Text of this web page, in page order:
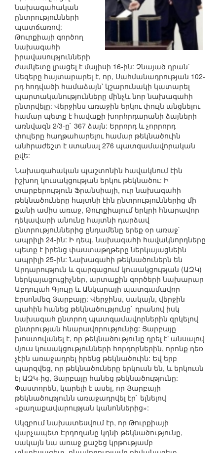
նախագահական
ընտրությունների
պատճառով:
Թուրքիայի գործող
նախագահի
իրավասությունների
ժամկետը լրացել է մայիսի 16-ին: Չնայած դրան`
Սեզերը հայտարարել է, որ, Սահմանադրության 102-
րդ հոդվածի համաձայն՝ կշարունակի կատարել
պարտականությունները մինչև նոր նախագահի
ընտրվելը: Վերջինս առաջին երկու փուլն անցնելու
համար պետք է հավաքի խորհրդարանի ձայների
առնվազն 2/3-ը` 367 ձայն: Երրորդ և չորրորդ
փուլերը հաղթահարելու համար թեկնածուին
անհրաժեշտ է ստանալ 276 պատգամավորական
քվե:
Նախագահական պաշտոնին հավակնում էին
իշխող կուսակցության երկու թեկնածու: Ի
տարբերություն Ֆրանսիայի, ուր նախագահի
թեկնածուները հայտնի էին ընտրություններից մի
քանի ամիս առաջ, Թուրքիայում երկրի հնարավոր
ղեկավարի անունը հայտնի դարձավ
ընտրություններից ընդամենը երեք օր առաջ`
ապրիլի 24-ին: Ի դեպ, նախագահի հավակնորդները
պետք է իրենց փաստաթղթերը ներկայացնեին
ապրիլի 25-ին: Նախագահի թեկնածուներն են
Արդարություն և զարգացում կուսակցության (ԱԶԿ)
ներկայացուցիչներ, արտաքին գործերի նախարար
Աբդուլահ Գյուլը և Անկարայի պատգամավոր
Էրսոնմեզ Յարբայը: Վերջինս, սակայն, վերջին
պահին հանեց թեկնածությունը` դրանով իսկ
նախագահ ընտրող պատգամավորներին զրկելով
ընտրության հնարավորությունից: Յարբայը
խոստովանել է, որ թեկնածությունը դրել է՝ անսալով
մյուս կուսակցությունների հորդորներին, որոնք դեռ
չէին առաջադրել իրենց թեկնածուին: Եվ երբ
պարզվեց, որ թեկնածուները երկուսն են, և երկուսն
էլ ԱԶԿ-ից, Յարբայը հանեց թեկնածությունը:
Փաստորեն, կարելի է ասել, որ Յարբայի
թեկնածությունն առաջադրվել էր` ելնելով
«քաղաքավարության կանոններից»:
Սկզբում նախատեսվում էր, որ Թուրքիայի
վարչապետ Էրդողանը կդնի թեկնածությունը,
սակայն նա առաջ քաշեց կրթությամբ